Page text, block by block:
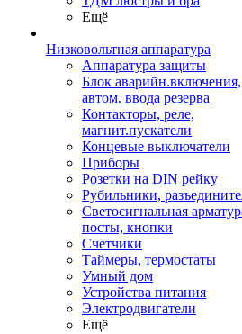
Ещё
Низковольтная аппаратура
Аппаратура защиты
Блок аварийн.включения,
автом. ввода резерва
Контакторы, реле,
магнит.пускатели
Концевые выключатели
Приборы
Розетки на DIN рейку
Рубильники,
Светосигнальная
посты, кнопки
Счетчики
Таймеры, термостаты
Умный дом
Устройства питания
Электродвигатели
Ещё